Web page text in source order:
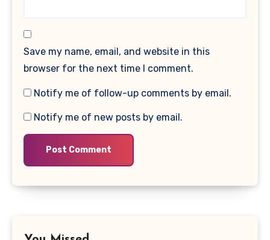
Save my name, email, and website in this
browser for the next time I comment.
Notify me of follow-up comments by email.
Notify me of new posts by email.